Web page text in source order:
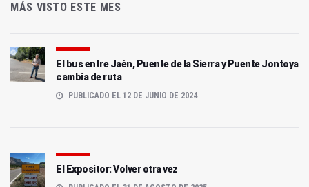
MÁS VISTO ESTE MES
El bus entre Jaén, Puente de la Sierra y Puente Jontoya
cambia de ruta
PUBLICADO EL 12 DE JUNIO DE 2024
El Expositor: Volver otra vez